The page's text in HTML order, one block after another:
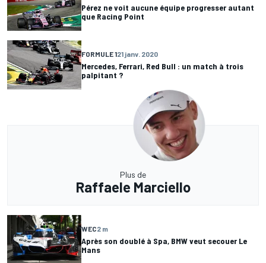
Pérez ne voit aucune équipe progresser autant
que Racing Point
FORMULE 121 janv. 2020
Mercedes, Ferrari, Red Bull : un match à trois
palpitant ?
Plus de
Raffaele Marciello
WEC2 m
Après son doublé à Spa, BMW veut secouer Le
Mans